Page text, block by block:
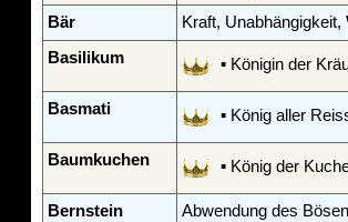
Bär
Kraft, Unabhängigkeit,
Basilikum
▪ Königin der
Basmati ▪ König aller
Baumkuchen ▪ König der
Bernstein
Abwendung des